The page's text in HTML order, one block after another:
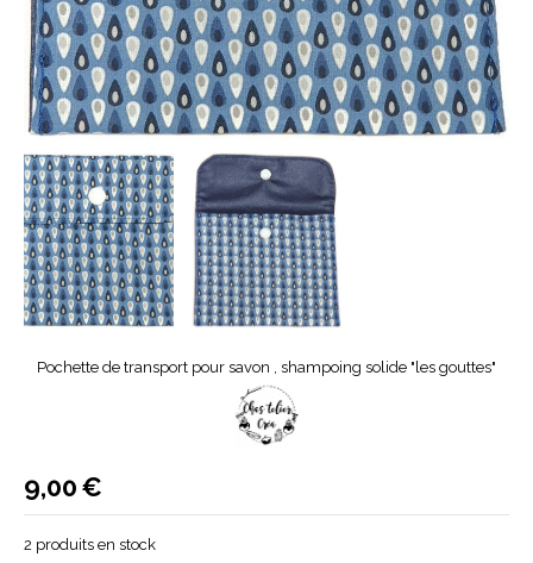
Pochette de transport pour savon , shampoing solide "les gouttes"
9,00€
2 produits en stock